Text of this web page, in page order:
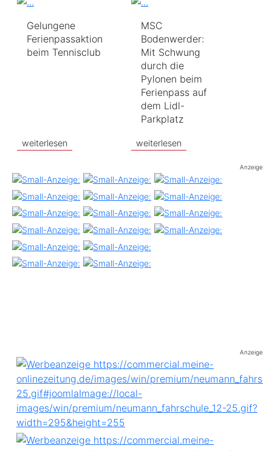
Gelungene
Ferienpassaktion
beim Tennisclub
weiterlesen
MSC
Bodenwerder:
Mit Schwung
durch die
Pylonen beim
Ferienpass auf
dem Lidl-
Parkplatz
weiterlesen
Anzeige
Anzeige